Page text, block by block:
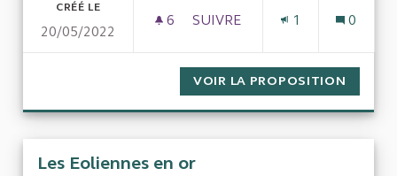
CRÉÉ LE
20/05/2022
6 6 ABONNÉS
SUIVRE
1 0
VOIR LA PROPOSITION
Les Eoliennes en or